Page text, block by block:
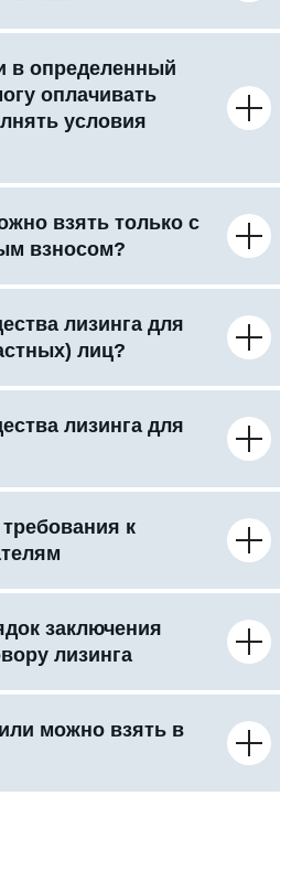
в определенный
оплачивать
условия
взять только с
взносом?
лизинга для
лиц?
лизинга для
к
заключения
лизинга
можно взять в